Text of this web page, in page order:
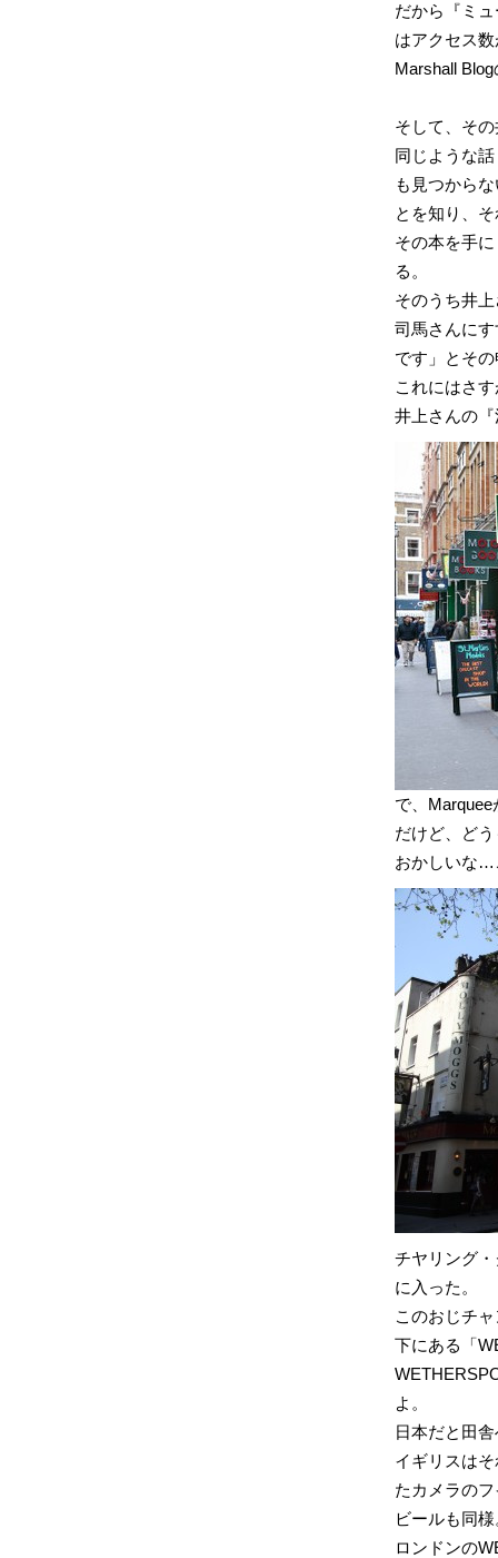
だから『ミ
はアクセス
Marshall
そして、そ
同じような
も見つから
とを知り、
その本を手
る。
そのうち井
司馬さんに
です」とそ
これにはさ
井上さんの
で、
だけど、ど
おかしいな…
チヤリング
に入った。
このおじチ
下にある「
よ。
日本だと田
イギリスは
たカメラの
ビールも同
ロンドンの